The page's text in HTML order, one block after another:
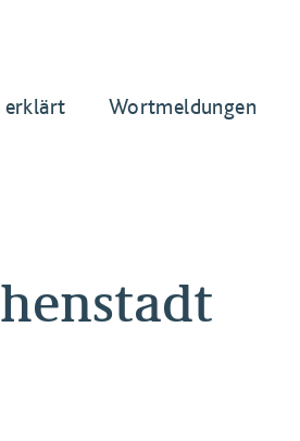
erklärt Wortmeldungen